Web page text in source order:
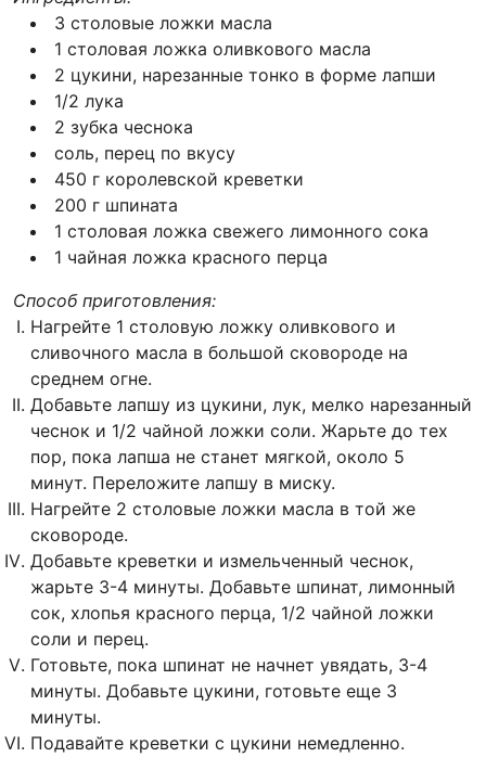
3 столовые ложки масла
1 столовая ложка оливкового масла
2 цукини, нарезанные тонко в форме лапши
1/2 лука
2 зубка чеснока
соль, перец по вкусу
450 г королевской креветки
200 г шпината
1 столовая ложка свежего лимонного сока
1 чайная ложка красного перца
Способ приготовления:
Нагрейте 1 столовую ложку оливкового и
сливочного масла в большой сковороде на
среднем огне.
Добавьте лапшу из цукини, лук, мелко нарезанный
чеснок и 1/2 чайной ложки соли. Жарьте до тех
пор, пока лапша не станет мягкой, около 5
минут. Переложите лапшу в миску.
Нагрейте 2 столовые ложки масла в той же
сковороде.
Добавьте креветки и измельченный чеснок,
жарьте 3-4 минуты. Добавьте шпинат, лимонный
сок, хлопья красного перца, 1/2 чайной ложки
соли и перец.
Готовьте, пока шпинат не начнет увядать, 3-4
минуты. Добавьте цукини, готовьте еще 3
минуты.
Подавайте креветки с цукини немедленно.